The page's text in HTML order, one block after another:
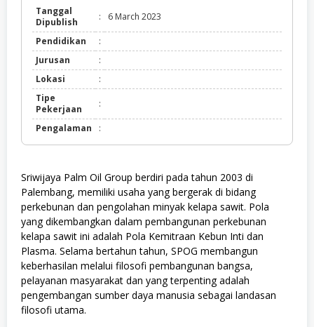
Tanggal
Dipublish
: 6 March 2023
Pendidikan
:
Jurusan
:
Lokasi
:
Tipe
Pekerjaan
:
Pengalaman :
Sriwijaya Palm Oil Group berdiri pada tahun 2003 di
Palembang, memiliki usaha yang bergerak di bidang
perkebunan dan pengolahan minyak kelapa sawit. Pola
yang dikembangkan dalam pembangunan perkebunan
kelapa sawit ini adalah Pola Kemitraan Kebun Inti dan
Plasma. Selama bertahun tahun, SPOG membangun
keberhasilan melalui filosofi pembangunan bangsa,
pelayanan masyarakat dan yang terpenting adalah
pengembangan sumber daya manusia sebagai landasan
filosofi utama.